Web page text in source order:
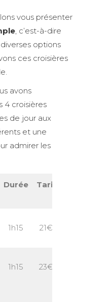
vous présenter
, c’est-à-dire
options
ces croisières
avons
4 croisières
de jour aux
et une
admirer les
Durée Tarif
1h15 21€
1h15 23€